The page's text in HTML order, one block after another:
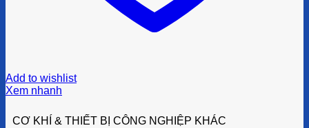
Add to wishlist
Xem nhanh
CƠ KHÍ & THIẾT BỊ CÔNG NGHIỆP KHÁC